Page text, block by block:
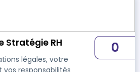
Stratégie RH
légales, votre
responsabilités
0